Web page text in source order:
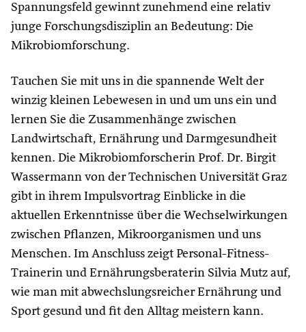
Spannungsfeld gewinnt zunehmend eine relativ
junge Forschungsdisziplin an Bedeutung: Die
Mikrobiomforschung.
Tauchen Sie mit uns in die spannende Welt der
winzig kleinen Lebewesen in und um uns ein und
lernen Sie die Zusammenhänge zwischen
Landwirtschaft, Ernährung und Darmgesundheit
kennen. Die Mikrobiomforscherin Prof. Dr. Birgit
Wassermann von der Technischen Universität Graz
gibt in ihrem Impulsvortrag Einblicke in die
aktuellen Erkenntnisse über die Wechselwirkungen
zwischen Pflanzen, Mikroorganismen und uns
Menschen. Im Anschluss zeigt Personal-Fitness-
Trainerin und Ernährungsberaterin Silvia Mutz auf,
wie man mit abwechslungsreicher Ernährung und
Sport gesund und fit den Alltag meistern kann.